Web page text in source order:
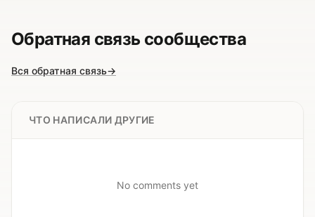
Обратная связь сообщества
Вся обратная связь→
ЧТО НАПИСАЛИ ДРУГИЕ
No comments yet